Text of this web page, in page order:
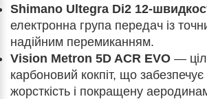
Shimano Ultegra Di2 12-
електронна група передач із
надійним перемиканням.
Vision Metron 5D ACR EVO —
карбоновий кокпіт, що забезпечує
жорсткість і покращену